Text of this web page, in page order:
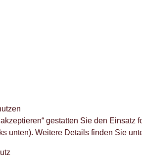
gestatten Sie den
unten). Weitere Details finden Sie